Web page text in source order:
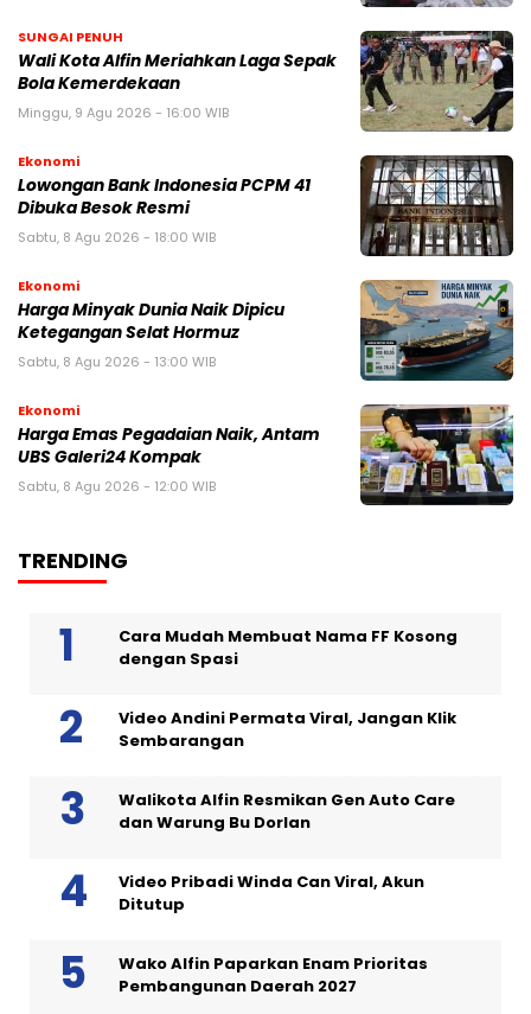
SUNGAI PENUH
Wali Kota Alfin Meriahkan Laga Sepak
Bola Kemerdekaan
Minggu, 9 Agu 2026 - 16:00 WIB
Ekonomi
Lowongan Bank Indonesia PCPM 41
Dibuka Besok Resmi
Sabtu, 8 Agu 2026 - 18:00 WIB
Ekonomi
Harga Minyak Dunia Naik Dipicu
Ketegangan Selat Hormuz
Sabtu, 8 Agu 2026 - 13:00 WIB
Ekonomi
Harga Emas Pegadaian Naik, Antam
UBS Galeri24 Kompak
Sabtu, 8 Agu 2026 - 12:00 WIB
TRENDING
Cara Mudah Membuat Nama FF Kosong
dengan Spasi
Video Andini Permata Viral, Jangan Klik
Sembarangan
Walikota Alfin Resmikan Gen Auto Care
dan Warung Bu Dorlan
Video Pribadi Winda Can Viral, Akun
Ditutup
Wako Alfin Paparkan Enam Prioritas
Pembangunan Daerah 2027